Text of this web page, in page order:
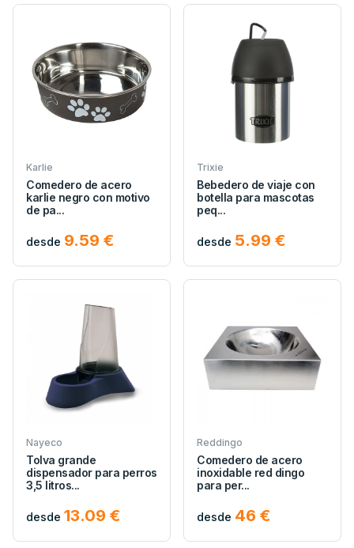
Karlie
Comedero de acero
karlie negro con motivo
de pa...
desde 9.59 €
Trixie
Bebedero de viaje con
botella para mascotas
peq...
desde 5.99 €
Nayeco
Tolva grande
dispensador para perros
3,5 litros...
desde 13.09 €
Reddingo
Comedero de acero
inoxidable red dingo
para per...
desde 46 €